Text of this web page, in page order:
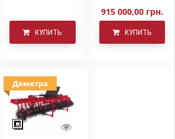
КУПИТЬ
915 000,00 грн.
КУПИТЬ
Деметра